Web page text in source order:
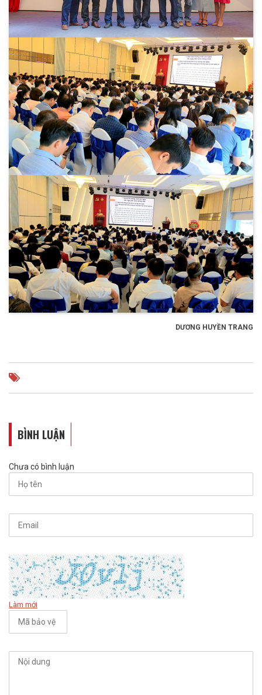
DƯƠNG HUYỀN TRANG
BÌNH LUẬN
Chưa có bình luận
Làm mới